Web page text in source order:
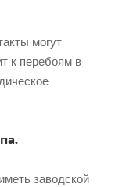
могут
к перебоям в
заводской